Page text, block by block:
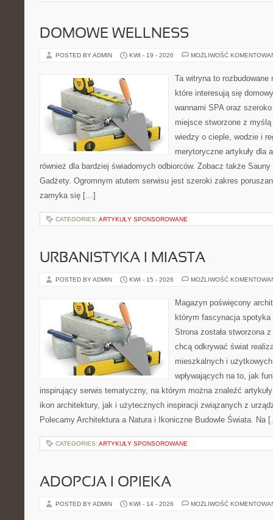
DOMOWE WELLNESS
POSTED BY ADMIN KWI - 19 - 2026 MOŻLIWOŚĆ
Ta witryna to
które interesują się
wannami SPA oraz
miejsce stworzone z
wiedzy o cieple, wodzie i
merytoryczne artykuły dla
również dla bardziej świadomych odbiorców. Zobacz także
Gadżety. Ogromnym atutem serwisu jest szeroki zakres
zamyka się […]
CATEGORIES: ARTYKUŁY SPONSOROWANE
URBANISTYKA I MIASTA
POSTED BY ADMIN KWI - 15 - 2026 MOŻLIWOŚĆ
Magazyn poświęcony
którym fascynacja
Strona została stworzona
chcą odkrywać świat
mieszkalnych i
wpływających na to, jak
inspirujący serwis tematyczny, na którym można znaleźć
ikon architektury, jak i użytecznych inspiracji związanych z
Polecamy Architektura a Natura i Ikoniczne Budowle Świata. Na
CATEGORIES: ARTYKUŁY SPONSOROWANE
ADOPCJA I OPIEKA
POSTED BY ADMIN KWI - 14 - 2026 MOŻLIWOŚĆ